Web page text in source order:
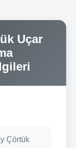
Uçar
Çörtük